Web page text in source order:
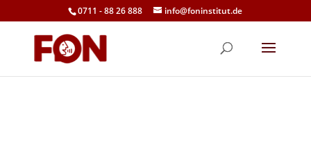
0711 - 88 26 888 info@foninstitut.de